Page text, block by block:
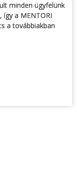
minden ügyfelünk
így a MENTORI
a továbbiakban